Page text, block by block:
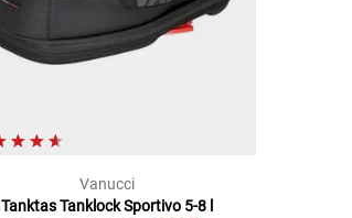
Vanucci
Tanktas Tanklock Sportivo 5-8 l